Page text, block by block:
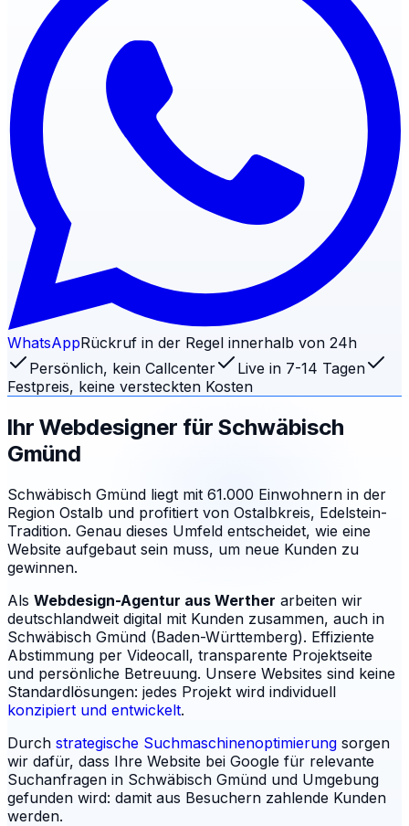
WhatsAppRückruf in der Regel innerhalb von 24h
Persönlich, kein Callcenter
Live in 7-14 Tagen
Festpreis, keine versteckten Kosten
Ihr Webdesigner für Schwäbisch
Gmünd
Schwäbisch Gmünd liegt mit 61.000 Einwohnern in der
Region Ostalb und profitiert von Ostalbkreis, Edelstein-
Tradition. Genau dieses Umfeld entscheidet, wie eine
Website aufgebaut sein muss, um neue Kunden zu
gewinnen.
Als Webdesign-Agentur aus Werther arbeiten wir
deutschlandweit digital mit Kunden zusammen, auch in
Schwäbisch Gmünd (Baden-Württemberg). Effiziente
Abstimmung per Videocall, transparente Projektseite
und persönliche Betreuung. Unsere Websites sind keine
Standardlösungen: jedes Projekt wird individuell
konzipiert und entwickelt.
Durch strategische Suchmaschinenoptimierung sorgen
wir dafür, dass Ihre Website bei Google für relevante
Suchanfragen in Schwäbisch Gmünd und Umgebung
gefunden wird: damit aus Besuchern zahlende Kunden
werden.